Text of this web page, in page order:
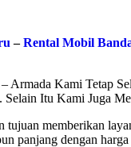
–Rental Mobil
– Armada Kami Tetap
Selain Itu Kami Juga
tujuan memberikan
panjang dengan